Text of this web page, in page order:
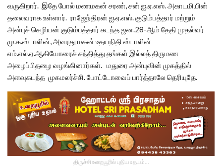
வருகிறார். இதே போல் மணமகன் சரண், சன் ஐ.ஏ.எஸ். அகாடமியின்
தலைவராக உள்ளார். ராஜேந்திரன் ஐ.ஏ.எஸ். குடும்பத்தார் மற்றும்
அன்புச் செழியன் குடும்பத்தார் கடந்த ஜன.28-ஆம் தேதி முதல்வர்
மு.க.ஸ்டாலின், அவரது மகன் உதயநிதி ஸ்டாலின்
எம்.எல்.ஏ.ஆகியோரைச் சந்தித்து தங்கள் இல்லத் திருமண
அழைப்பிதழை வழங்கினார்கள். மதுரை அன்புவின் முகத்தில்
அளவுகடந்த முகமலர்ச்சி. போட்டோவைப் பார்த்தாலே தெரியுதே.
திருச்சி உறையூரில் புதிய உதயம்...